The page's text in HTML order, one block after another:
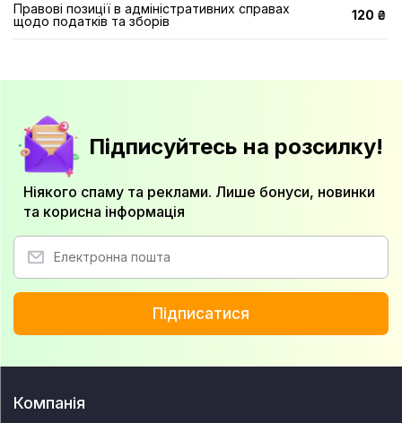
Правові позиції в адміністративних справах
щодо податків та зборів
120 ₴
Підписуйтесь на розсилку!
Ніякого спаму та реклами. Лише бонуси, новинки
та корисна інформація
Підписатися
Компанія